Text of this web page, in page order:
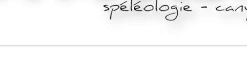
LA PROSPECTION
LES SAGAS